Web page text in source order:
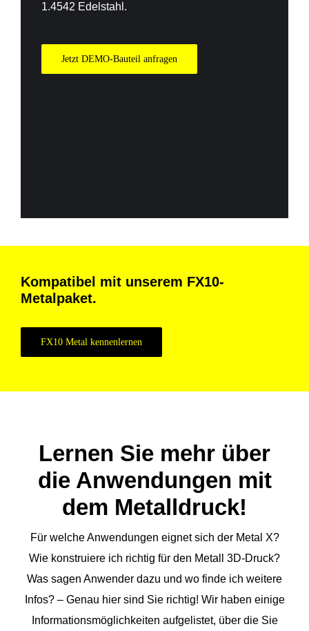
1.4542 Edelstahl.
Jetzt DEMO-Bauteil anfragen
Kompatibel mit unserem FX10-
Metalpaket.
FX10 Metal kennenlernen
Lernen Sie mehr über
die Anwendungen mit
dem Metalldruck!
Für welche Anwendungen eignet sich der Metal X?
Wie konstruiere ich richtig für den Metall 3D-Druck?
Was sagen Anwender dazu und wo finde ich weitere
Infos? – Genau hier sind Sie richtig! Wir haben einige
Informationsmöglichkeiten aufgelistet, über die Sie